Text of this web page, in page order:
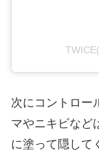
次にコントロー
マやニキビなど
に塗って隠して